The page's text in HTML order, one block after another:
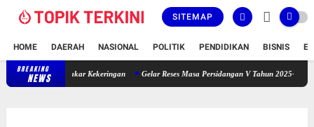
SITEMAP
HOME DAERAH NASIONAL POLITIK PENDIDIKAN BISNIS
BREAKING
NEWS Sekitar 50 Ha Tanaman Padi Gadu Petani Bontobila Terbakar Kekeringan